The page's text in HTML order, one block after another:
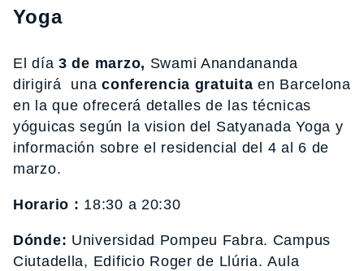
Yoga
El día3 de marzo, Swami Anandananda
dirigirá unaconferencia gratuita en Barcelona
en la que ofrecerá detalles de las técnicas
yóguicas según la vision del Satyanada Yoga y
información sobre el residencial del 4 al 6 de
marzo.
Horario : 18:30 a 20:30
Dónde: Universidad Pompeu Fabra. Campus
Ciutadella, Edificio Roger de Llúria. Aula